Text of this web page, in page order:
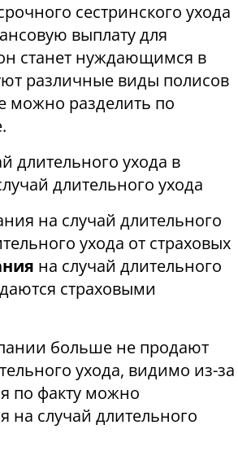
сестринского ухода
выплату для
станет нуждающимся в
различные виды полисов
можно разделить по
длительного ухода в
длительного ухода
на случай длительного
ухода от страховых
на случай длительного
страховыми
больше не продают
ухода, видимо из-за
по факту можно
на случай длительного